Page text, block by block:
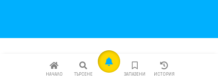
НАЧАЛО ТЪРСЕНЕ ЗАПАЗЕНИ ИСТОРИЯ